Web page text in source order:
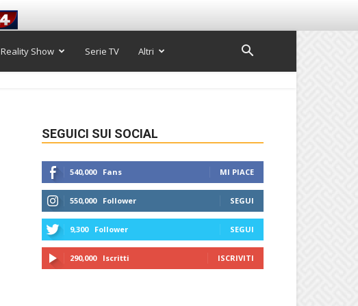
Reality Show Serie TV Altri
SEGUICI SUI SOCIAL
540,000 Fans MI PIACE
550,000 Follower SEGUI
9,300 Follower SEGUI
290,000 Iscritti ISCRIVITI